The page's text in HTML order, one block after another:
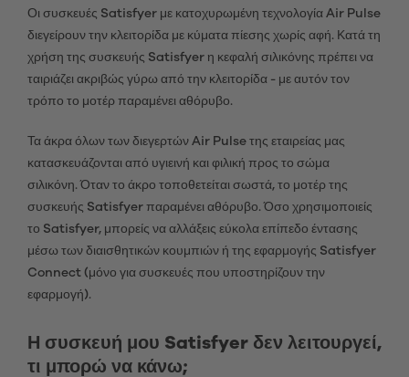
Οι συσκευές Satisfyer με κατοχυρωμένη τεχνολογία Air Pulse
διεγείρουν την κλειτορίδα με κύματα πίεσης χωρίς αφή. Κατά τη
χρήση της συσκευής Satisfyer η κεφαλή σιλικόνης πρέπει να
ταιριάζει ακριβώς γύρω από την κλειτορίδα - με αυτόν τον
τρόπο το μοτέρ παραμένει αθόρυβο.
Τα άκρα όλων των διεγερτών Air Pulse της εταιρείας μας
κατασκευάζονται από υγιεινή και φιλική προς το σώμα
σιλικόνη. Όταν το άκρο τοποθετείται σωστά, το μοτέρ της
συσκευής Satisfyer παραμένει αθόρυβο. Όσο χρησιμοποιείς
το Satisfyer, μπορείς να αλλάξεις εύκολα επίπεδο έντασης
μέσω των διαισθητικών κουμπιών ή της εφαρμογής Satisfyer
Connect (μόνο για συσκευές που υποστηρίζουν την
εφαρμογή).
Η συσκευή μου Satisfyer δεν λειτουργεί,
τι μπορώ να κάνω;